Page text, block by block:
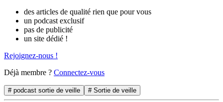
des articles de qualité rien que pour vous
un podcast exclusif
pas de publicité
un site dédié !
Rejoignez-nous !
Déjà membre ? Connectez-vous
# podcast sortie de veille # Sortie de veille